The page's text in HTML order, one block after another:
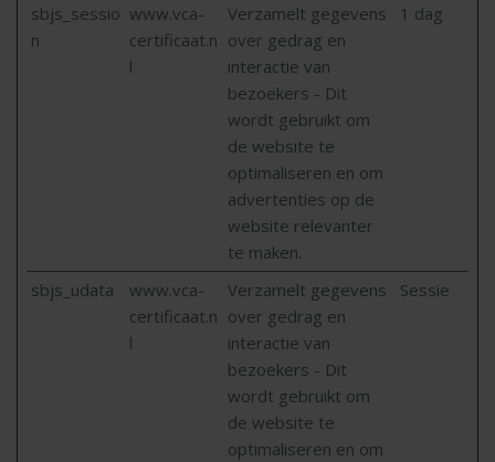
sbjs_sessio
n
www.vca-
certificaat.n
l
Verzamelt gegevens
over gedrag en
interactie van
bezoekers - Dit
wordt gebruikt om
de website te
optimaliseren en om
advertenties op de
website relevanter
te maken.
1 dag
sbjs_udata
www.vca-
certificaat.n
l
Verzamelt gegevens
over gedrag en
interactie van
bezoekers - Dit
wordt gebruikt om
de website te
optimaliseren en om
Sessie